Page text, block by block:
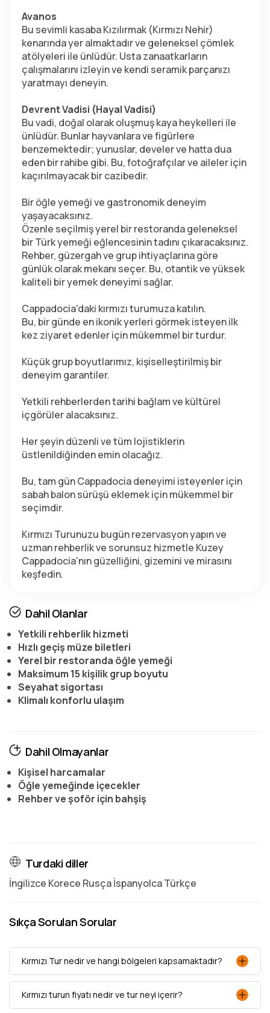
Avanos
Bu sevimli kasaba Kızılırmak (Kırmızı Nehir)
kenarında yer almaktadır ve geleneksel çömlek
atölyeleri ile ünlüdür. Usta zanaatkarların
çalışmalarını izleyin ve kendi seramik parçanızı
yaratmayı deneyin.
Devrent Vadisi (Hayal Vadisi)
Bu vadi, doğal olarak oluşmuş kaya heykelleri ile
ünlüdür. Bunlar hayvanlara ve figürlere
benzemektedir; yunuslar, develer ve hatta dua
eden bir rahibe gibi. Bu, fotoğrafçılar ve aileler için
kaçırılmayacak bir cazibedir.
Bir öğle yemeği ve gastronomik deneyim
yaşayacaksınız.
Özenle seçilmiş yerel bir restoranda geleneksel
bir Türk yemeği eğlencesinin tadını çıkaracaksınız.
Rehber, güzergah ve grup ihtiyaçlarına göre
günlük olarak mekanı seçer. Bu, otantik ve yüksek
kaliteli bir yemek deneyimi sağlar.
Cappadocia'daki kırmızı turumuza katılın.
Bu, bir günde en ikonik yerleri görmek isteyen ilk
kez ziyaret edenler için mükemmel bir turdur.
Küçük grup boyutlarımız, kişiselleştirilmiş bir
deneyim garantiler.
Yetkili rehberlerden tarihi bağlam ve kültürel
içgörüler alacaksınız.
Her şeyin düzenli ve tüm lojistiklerin
üstlenildiğinden emin olacağız.
Bu, tam gün Cappadocia deneyimi isteyenler için
sabah balon sürüşü eklemek için mükemmel bir
seçimdir.
Kırmızı Turunuzu bugün rezervasyon yapın ve
uzman rehberlik ve sorunsuz hizmetle Kuzey
Cappadocia'nın güzelliğini, gizemini ve mirasını
keşfedin.
Dahil Olanlar
Yetkili rehberlik hizmeti
Hızlı geçiş müze biletleri
Yerel bir restoranda öğle yemeği
Maksimum 15 kişilik grup boyutu
Seyahat sigortası
Klimalı konforlu ulaşım
Dahil Olmayanlar
Kişisel harcamalar
Öğle yemeğinde içecekler
Rehber ve şoför için bahşiş
Turdaki diller
İngilizce Korece Rusça İspanyolca Türkçe
Sıkça Sorulan Sorular
Kırmızı Tur nedir ve hangi bölgeleri kapsamaktadır?
Kırmızı turun fiyatı nedir ve tur neyi içerir?